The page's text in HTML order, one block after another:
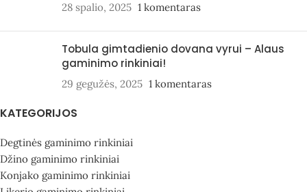
28 spalio, 2025 1 komentaras
Tobula gimtadienio dovana vyrui – Alaus
gaminimo rinkiniai!
29 gegužės, 2025 1 komentaras
KATEGORIJOS
Degtinės gaminimo rinkiniai
Džino gaminimo rinkiniai
Konjako gaminimo rinkiniai